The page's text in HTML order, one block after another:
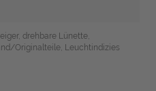
drehbare Lünette,
Originalteile, Leuchtindizies